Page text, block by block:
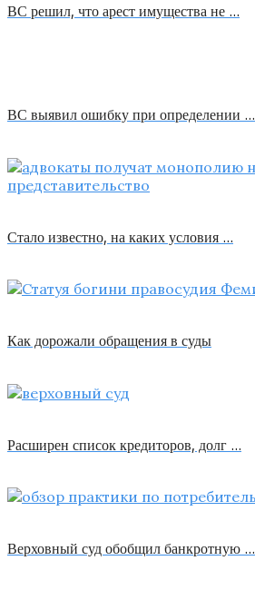
ВС решил, что арест имущества не …
ВС выявил ошибку при определении …
Стало известно, на каких условия …
Как дорожали обращения в суды
Расширен список кредиторов, долг …
Верховный суд обобщил банкротную …